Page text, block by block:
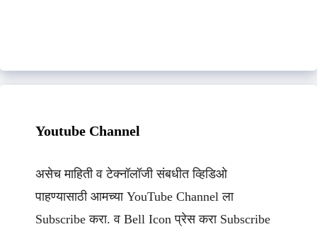
Youtube Channel
असेच माहिती व टेक्नॉलॉजी संबधीत व्हिडिओ
पाहण्यासाठी आमच्या YouTube Channel ला
Subscribe करा. व Bell Icon प्रेस करा Subscribe